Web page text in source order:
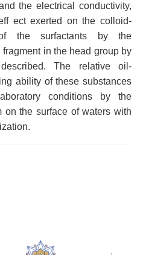
the electrical conductivity,
ect exerted on the colloid-
the surfactants by the
in the head group by
The relative oil-
ability of these substances
conditions by the
the surface of waters with